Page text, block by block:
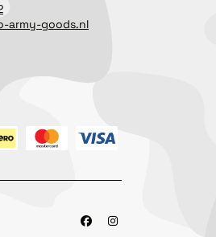
army-goods.nl